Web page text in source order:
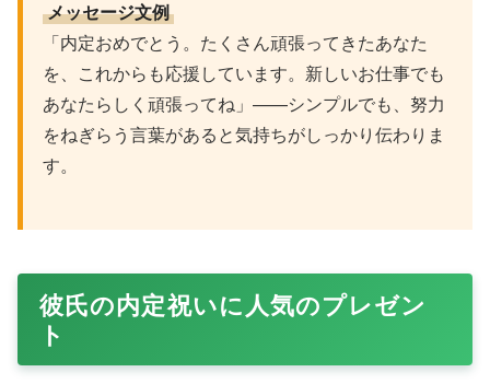
メッセージ文例
「内定おめでとう。たくさん頑張ってきたあなた
を、これからも応援しています。新しいお仕事でも
あなたらしく頑張ってね」——シンプルでも、努力
をねぎらう言葉があると気持ちがしっかり伝わりま
す。
彼氏の内定祝いに人気のプレゼン
ト